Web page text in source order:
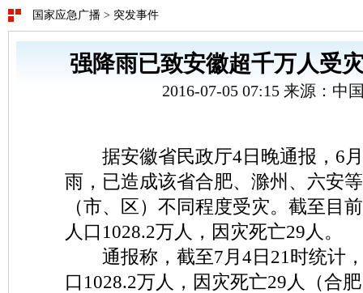
国家应急广播 > 突发事件
强降雨已致安徽超千万人受
2016-07-05 07:15 来源：中
据安徽省民政厅4日晚通报，6月
雨，已造成该省合肥、滁州、六安
（市、区）不同程度受灾。截至目
人口1028.2万人，因灾死亡29人。
通报称，截至7月4日21时统计
口1028.2万人，因灾死亡29人（合